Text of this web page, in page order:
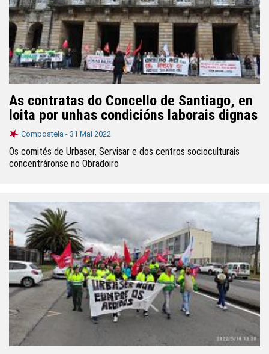
As contratas do Concello de Santiago, en
loita por unhas condicións laborais dignas
Compostela - 31 Mai 2022
Os comités de Urbaser, Servisar e dos centros socioculturais
concentráronse no Obradoiro